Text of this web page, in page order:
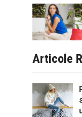
Articole